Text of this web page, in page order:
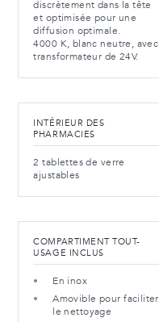
discrètement dans la tête
et optimisée pour une
diffusion optimale.
4000 K, blanc neutre, avec
transformateur de 24V.
INTÉRIEUR DES
PHARMACIES
2 tablettes de verre
ajustables
COMPARTIMENT TOUT-
USAGE INCLUS
En inox
Amovible pour faciliter
le nettoyage